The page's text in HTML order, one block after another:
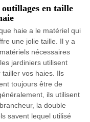
outillages en taille
haie a le matériel qui
une jolie taille. Il y a
nécessaires
jardiniers utilisent
tailler vos haies. Ils
toujours être de
ils utilisent
la double
savent lequel utilisé